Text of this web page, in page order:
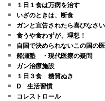
１日１食は万病を治す
いざのときは、断食
ガンと宣告されたら喜びなさい
食うや食わずが、理想！
自国で決められないこの国の
船瀬塾 ・現代医療の疑問
ガン治療施設
１日３食 糖質ぬき
D 生活習慣
コレストロール